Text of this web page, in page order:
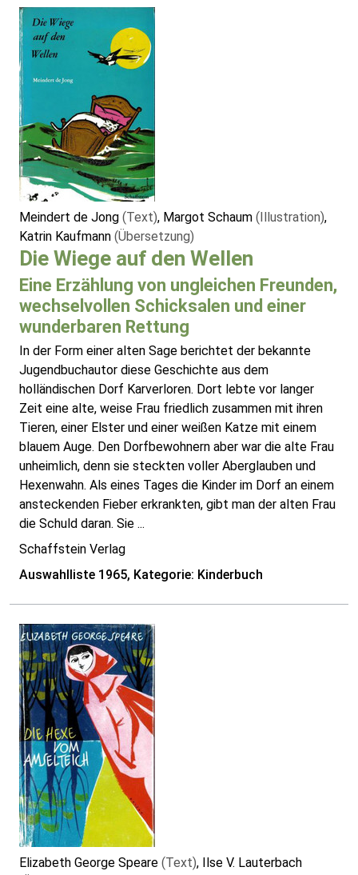
Meindert de Jong (Text), Margot Schaum (Illustration),
Katrin Kaufmann (Übersetzung)
Die Wiege auf den Wellen
Eine Erzählung von ungleichen Freunden,
wechselvollen Schicksalen und einer
wunderbaren Rettung
In der Form einer alten Sage berichtet der bekannte
Jugendbuchautor diese Geschichte aus dem
holländischen Dorf Karverloren. Dort lebte vor langer
Zeit eine alte, weise Frau friedlich zusammen mit ihren
Tieren, einer Elster und einer weißen Katze mit einem
blauem Auge. Den Dorfbewohnern aber war die alte Frau
unheimlich, denn sie steckten voller Aberglauben und
Hexenwahn. Als eines Tages die Kinder im Dorf an einem
ansteckenden Fieber erkrankten, gibt man der alten Frau
die Schuld daran. Sie ...
Schaffstein Verlag
Auswahlliste 1965, Kategorie: Kinderbuch
Elizabeth George Speare (Text), Ilse V. Lauterbach